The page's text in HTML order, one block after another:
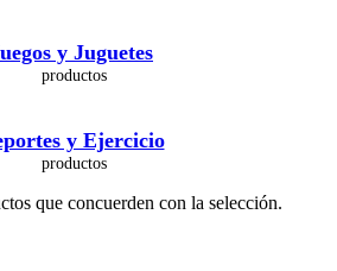
y Juguetes
y Ejercicio
que concuerden con la selección.